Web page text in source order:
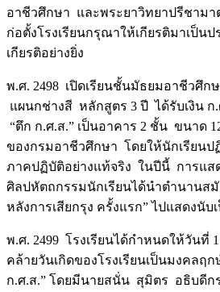
อาชีวศึกษา และพระยาวิทยาปรีชาม
ก่อตั้งโรงเรียนกรุณาให้เกียรติมาเป็น
เกียรติอย่างยิ่ง
พ.ศ. 2498 เปิดเรียนชั้นมัธยมอาชีวศึ
แผนกช่างสี หลักสูตร 3 ปี ได้รับเงิน ก.
“ตึก ก.ศ.ส.” เป็นอาคาร 2 ชั้น ขนาด
ของกรมอาชีวศึกษา โดยให้นักเรียนป
ภาคปฏิบัติอย่างแท้จริง ในปีนี้ การแส
ศิลปหัตถกรรมนักเรียนได้นำตำนานส
หลังการเสียกรุง ครั้งแรก” ไปแสดงนับ
พ.ศ. 2499 โรงเรียนได้กำหนดให้วันที่
คล้ายวันเกิดของโรงเรียนเป็นมงคลฤ
ก.ศ.ส.” โดยมีนายสนั่น สุมิตร อธิบดีก